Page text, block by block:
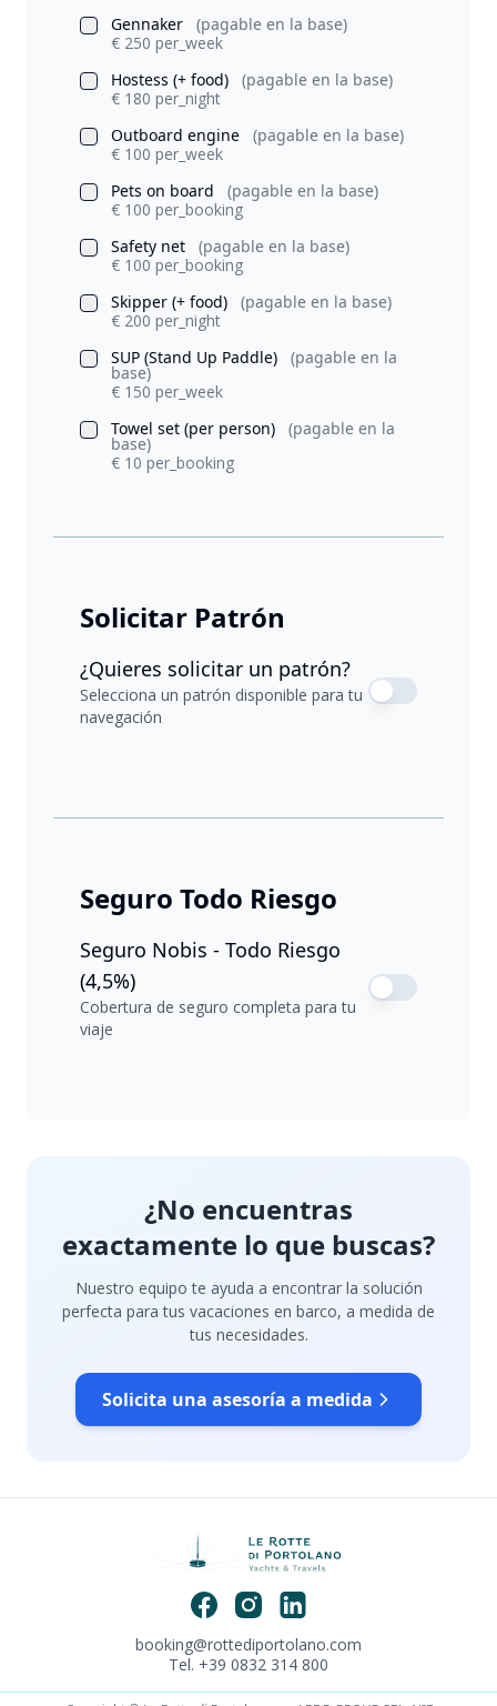
Gennaker
(pagable en la base)
€ 250 per_week
Hostess (+ food)
(pagable en la base)
€ 180 per_night
Outboard engine
(pagable en la base)
€ 100 per_week
Pets on board
(pagable en la base)
€ 100 per_booking
Safety net
(pagable en la base)
€ 100 per_booking
Skipper (+ food)
(pagable en la base)
€ 200 per_night
SUP (Stand Up Paddle)
(pagable en la
base)
€ 150 per_week
Towel set (per person)
(pagable en la
base)
€ 10 per_booking
Solicitar Patrón
¿Quieres solicitar un patrón?
Selecciona un patrón disponible para tu
navegación
Seguro Todo Riesgo
Seguro Nobis - Todo Riesgo
(4,5%)
Cobertura de seguro completa para tu
viaje
¿No encuentras
exactamente lo que buscas?
Nuestro equipo te ayuda a encontrar la solución
perfecta para tus vacaciones en barco, a medida de
tus necesidades.
Solicita una asesoría a medida
booking@rottediportolano.com
Tel. +39 0832 314 800